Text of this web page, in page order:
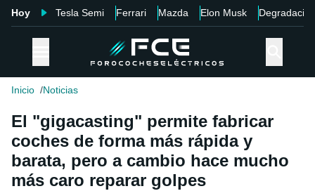
Hoy Tesla Semi Ferrari Mazda Elon Musk Degradación
Inicio Noticias
El "gigacasting" permite fabricar
coches de forma más rápida y
barata, pero a cambio hace mucho
más caro reparar golpes